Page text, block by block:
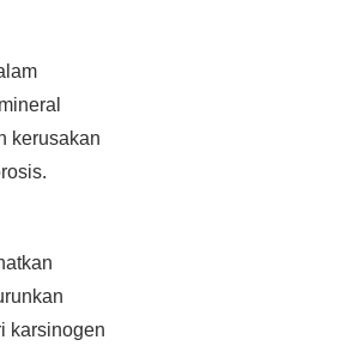
kerusakan
karsinogen